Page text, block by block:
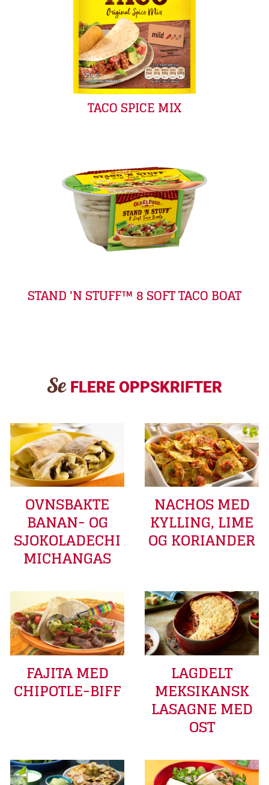
TACO SPICE MIX
STAND 'N STUFF™ 8 SOFT TACO BOAT
Se FLERE OPPSKRIFTER
OVNSBAKTE
BANAN- OG
SJOKOLADECHI
MICHANGAS
NACHOS MED
KYLLING, LIME
OG KORIANDER
FAJITA MED
CHIPOTLE-BIFF
LAGDELT
MEKSIKANSK
LASAGNE MED
OST